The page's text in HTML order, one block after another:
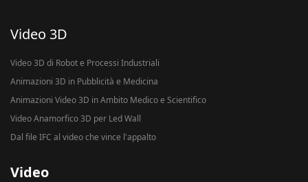
Video 3D
Video 3D di Robot e Processi Industriali
Animazioni 3D in Pubblicità e Medicina
Animazioni Video 3D in Ambito Medico e Scientifico
Video Anamorfico 3D per Led Wall
Dal file IFC al video che vince l'appalto
Video